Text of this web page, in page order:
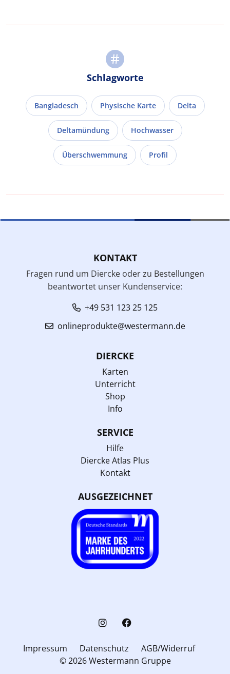
Schlagworte
Bangladesch Physische Karte Delta
Deltamündung Hochwasser
Überschwemmung Profil
KONTAKT
Fragen rund um Diercke oder zu Bestellungen
beantwortet unser Kundenservice:
+49 531 123 25 125
onlineprodukte@westermann.de
DIERCKE
Karten
Unterricht
Shop
Info
SERVICE
Hilfe
Diercke Atlas Plus
Kontakt
AUSGEZEICHNET
Impressum Datenschutz
AGB/Widerruf
© 2026 Westermann Gruppe